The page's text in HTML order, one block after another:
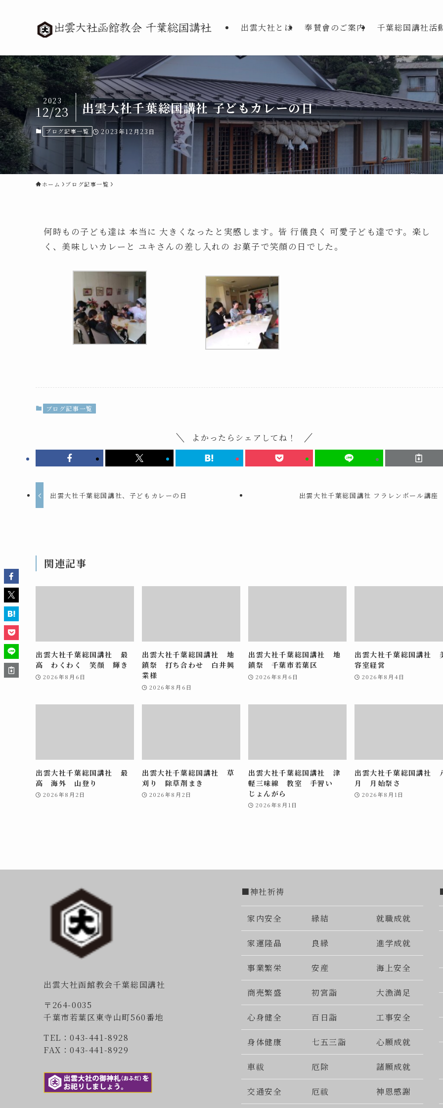
出雲大社とは 奉賛會のご案内 千葉総国講社活
出雲大社千葉総国講社 子どもカレーの日
2023
12/23
ブログ記事一覧 2023年12月23日
ホーム ブログ記事一覧
何時もの子ども達は 本当に 大きくなったと実感します。皆 行儀良く 可愛子ども達です。楽し
く、美味しいカレーと ユキさんの差し入れの お菓子で笑顔の日でした。
ブログ記事一覧
よかったらシェアしてね！
出雲大社千葉総国講社、子どもカレーの日 出雲大社千葉総国講社 フラレンボール講座
関連記事
出雲大社千葉総国講社 最
高 わくわく 笑顔 輝き
2026年8月6日
出雲大社千葉総国講社 地
鎮祭 打ち合わせ 白井興
業様
2026年8月6日
出雲大社千葉総国講社 地
鎮祭 千葉市若葉区
2026年8月6日
出雲大社千葉総国講社
容室経営
2026年8月4日
出雲大社千葉総国講社 最
高 海外 山登り
2026年8月2日
出雲大社千葉総国講社 草
刈り 除草剤まき
2026年8月2日
出雲大社千葉総国講社 津
軽三味線 教室 手習い
じょんがら
2026年8月1日
出雲大社千葉総国講社
月 月始祭さ
2026年8月1日
出雲大社函館教会千葉総国講社
〒264-0035
千葉市若葉区東寺山町560番地
TEL：043-441-8928
FAX：043-441-8929
■神社祈祷
家内安全 縁結 就職成就
家運隆晶 良縁 進学成就
事業繁栄 安産 海上安全
商売繁盛 初宮詣 大漁満足
心身健全 百日詣 工事安全
身体健康 七五三詣 心願成就
車祓 厄除 諸願成就
交通安全 厄祓 神恩感謝